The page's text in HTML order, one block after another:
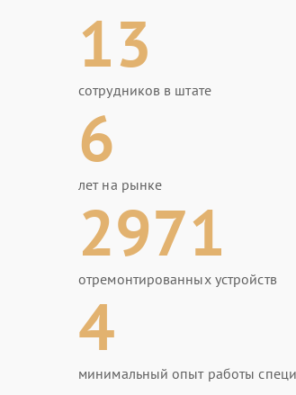
13
сотрудников в штате
6
лет на рынке
2971
отремонтированных устройств
4
минимальный опыт работы